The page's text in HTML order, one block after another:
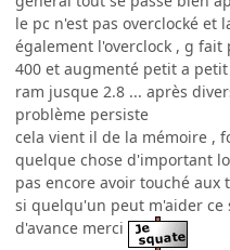
le pc n'est pas overclocké et
également l'overclock , g fait
400 et augmenté petit a
ram jusque 2.8 ... après
problème persiste
cela vient il de la mémoire ,
quelque chose d'important
pas encore avoir touché aux
si quelqu'un peut m'aider ce
d'avance merci